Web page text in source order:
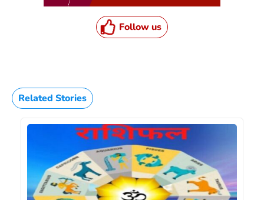
Follow us
Related Stories